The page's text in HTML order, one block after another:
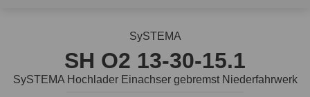
SySTEMA
SH O2 13-30-15.1
SySTEMA Hochlader Einachser gebremst Niederfahrwerk